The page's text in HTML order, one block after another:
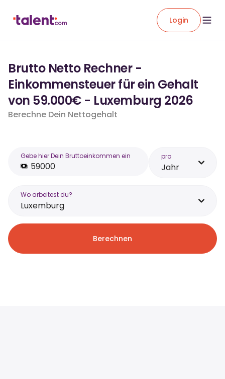
Login
Brutto Netto Rechner -
Einkommensteuer für ein Gehalt
von 59.000€ - Luxemburg 2026
Berechne Dein Nettogehalt
Gebe hier Dein Bruttoeinkommen ein pro
Jahr
Wo arbeitest du?
Luxemburg
Berechnen